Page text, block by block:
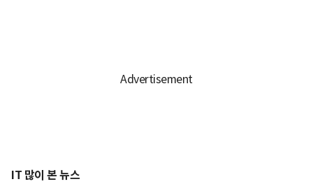
IT 많이 본 뉴스